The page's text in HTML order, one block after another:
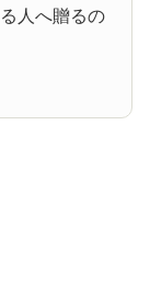
人へ贈るの